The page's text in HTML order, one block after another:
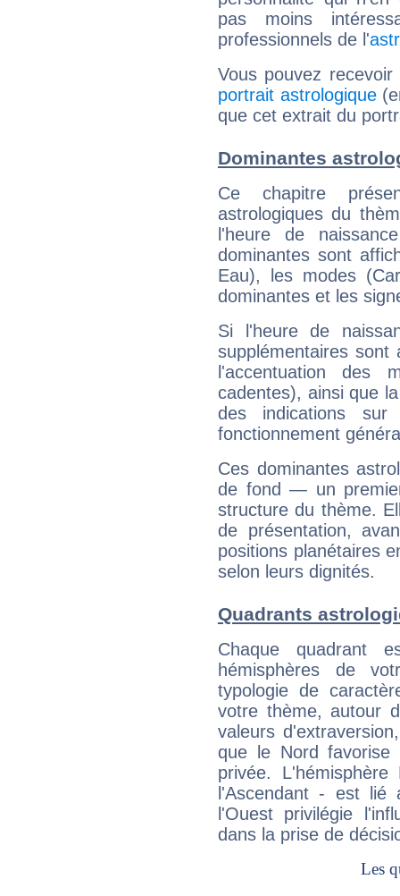
pas moins
professionnels de l'
Vous pouvez
portrait astrologique
que cet extrait du
Dominantes
Ce chapitre
astrologiques du
l'heure de
dominantes sont
Eau), les modes
dominantes et les
Si l'heure de
supplémentaires sont
l'accentuation des
cadentes), ainsi que
des indications sur
fonctionnement
Ces dominantes
de fond — un
structure du thème.
de présentation,
positions planétaires
selon leurs dignités.
Quadrants
Chaque quadrant
hémisphères de
typologie de
votre thème, autour
valeurs
que le Nord favorise
privée.
l'Ascendant - est
l'Ouest privilégie
dans la prise de